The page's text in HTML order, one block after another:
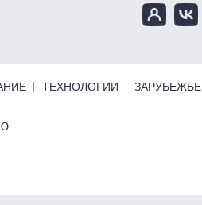
ТЕХНОЛОГИИ ЗАРУБЕЖЬЕ